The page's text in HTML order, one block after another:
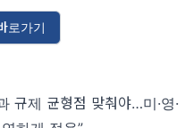
로가기
규제 균형점 맞춰야…미·영·